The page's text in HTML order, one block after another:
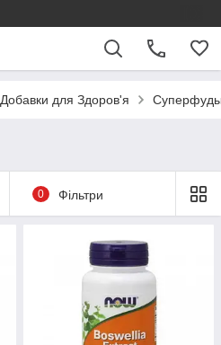
Добавки для Здоров'я
0 Фільтри